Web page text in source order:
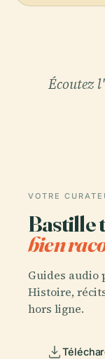
Écoutez
VOTRE
Bastille
bien
Guides audio
Histoire,
hors ligne.